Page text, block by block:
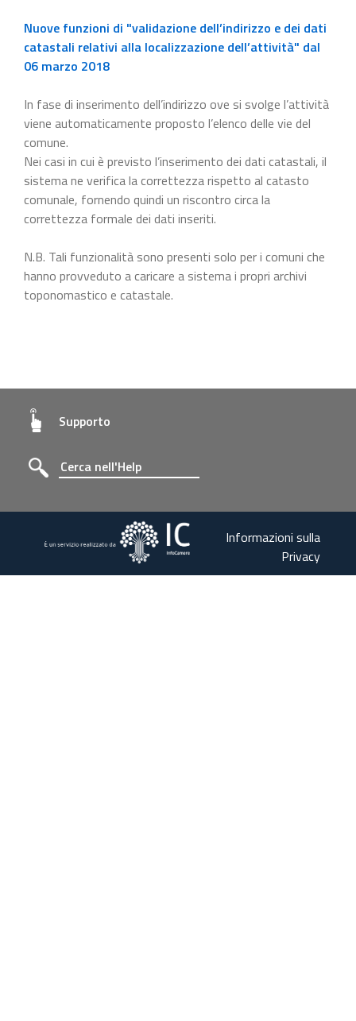
Nuove funzioni di "validazione dell’indirizzo e dei dati
catastali relativi alla localizzazione dell’attività" dal
06 marzo 2018
In fase di inserimento dell’indirizzo ove si svolge l’attività
viene automaticamente proposto l’elenco delle vie del
comune.
Nei casi in cui è previsto l’inserimento dei dati catastali, il
sistema ne verifica la correttezza rispetto al catasto
comunale, fornendo quindi un riscontro circa la
correttezza formale dei dati inseriti.
N.B. Tali funzionalità sono presenti solo per i comuni che
hanno provveduto a caricare a sistema i propri archivi
toponomastico e catastale.
Supporto
Informazioni sulla
Privacy